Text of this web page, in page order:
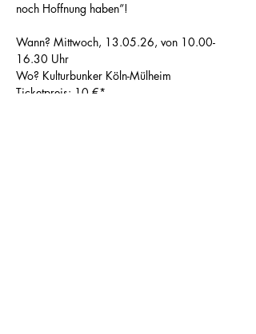
noch Hoffnung haben”!
Wann? Mittwoch, 13.05.26, von 10.00-
16.30 Uhr
Wo? Kulturbunker Köln-Mülheim
Ticketpreis: 10 €*